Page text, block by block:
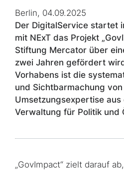
Berlin, 04.09.2025
Der DigitalService startet
mit NExT das Projekt „
Stiftung Mercator über
zwei Jahren gefördert
Vorhabens ist die
und Sichtbarmachung von
Umsetzungsexpertise
Verwaltung für Politik und
„GovImpact“ zielt darauf